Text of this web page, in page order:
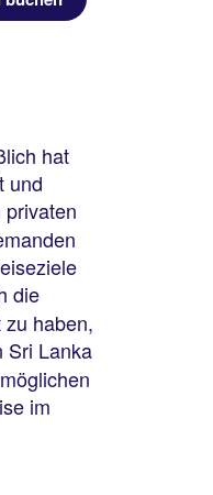
hat
und
die
haben,
Sri Lanka
im